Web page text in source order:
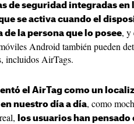
de seguridad integradas
se activa cuando el
de la persona que lo posee, y
Android también pueden
incluidos AirTags.
el AirTag como un
nuestro día a día, como
los usuarios han pensado